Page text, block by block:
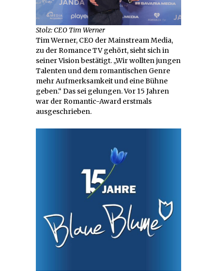
Stolz: CEO Tim Werner
Tim Werner, CEO der Mainstream Media,
zu der Romance TV gehört, sieht sich in
seiner Vision bestätigt. „Wir wollten jungen
Talenten und dem romantischen Genre
mehr Aufmerksamkeit und eine Bühne
geben.“ Das sei gelungen. Vor 15 Jahren
war der Romantic-Award erstmals
ausgeschrieben.